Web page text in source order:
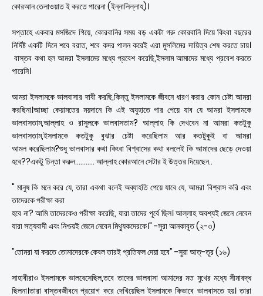
কোরআন তেলাওয়াত ই করতে পারেনা (ইন্নালিল্লাহ)।
সপ্তাহে একবার মসজিদে গিয়ে, কোরবানির সময় বড় একটা গরু কোরবানি দিয়ে কিংবা বছরের
নির্দিষ্ট একটি দিনে শবে বরাত, শবে কদর পালন করেই এরা মুসলিমের দায়িত্ব শেষ করতে চায়।
বাস্তব কথা হল আমরা ইসলামের মধ্যে প্রবেশ করেছি,ইসলাম আমাদের মধ্যে প্রবেশ করতে
পারেনি।
আমরা ইসলামকে ভালবাসার দাবী করছি,কিন্তু ইসলামকে জীবনে ধারণ করার কোন চেষ্টা আমরা
করছিনা।আচ্ছা কেয়ামতের ময়দানে কি এই অযুহাতে পার পেয়ে যাব যে আমরা ইসলামকে
ভালবাসতাম,আল্লাহ ও রাসুলকে ভালবাসতাম? আল্লাহ কি দেখবেন না আমরা কতটুকু
ভালবাসতাম,ইসলামকে কতটুকু বুঝার চেষ্টা করেছিলাম আর কতটুকুই বা আমরা
আমল করেছিলাম?শুধু ভালবাসার কথা কিংবা বিশ্বাসের কথা বললেই কি আমাদের ছেড়ে দেওয়া
হবে??একটু চিন্তা করুন........... আল্লাহ কোরআনে সেটার ই উত্তর দিয়েছেন..
" মানুষ কি মনে করে যে, তারা একথা বলেই অব্যাহতি পেয়ে যাবে যে, আমরা বিশ্বাস করি এবং
তাদেরকে পরীক্ষা করা
হবে না? আমি তাদেরকেও পরীক্ষা করেছি, যারা তাদের পূর্বে ছিল। আল্লাহ অবশ্যই জেনে নেবেন
যারা সত্যবাদী এবং নিশ্চয়ই জেনে নেবেন মিথ্যুকদেরকে।" -সুরা আনকাবূত (২-৩)
"তোমরা যা করতে তোমাদেরকে কেবল তারই প্রতিফল দেয়া হবে" -সুরা আত্-তূর (১৬)
সাহাবীরাও ইসলামকে ভালবেসেছিল,তবে তাদের ভালবাসা আমাদের মত মুখের মধ্যে সীমাবদ্ধ
ছিলনা।তারা বাস্তবজীবনে প্রয়োগ করে দেখিয়েছিল ইসলামকে কিভাবে ভালবাসতে হয়। তারা